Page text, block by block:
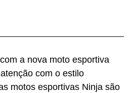
a nova moto esportiva
com o estilo
motos esportivas Ninja são